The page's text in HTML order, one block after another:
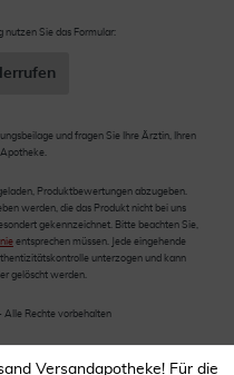
nutzen Sie das Formular:
und fragen Sie Ihre Ärztin, Ihren
Produktbewertungen abzugeben.
werden, die das Produkt nicht bei uns
gekennzeichnet. Bitte beachten Sie,
entsprechen müssen. Jede eingehende
unterzogen und kann
gelöscht werden.
Alle Rechte vorbehalten
Versandapotheke! Für die